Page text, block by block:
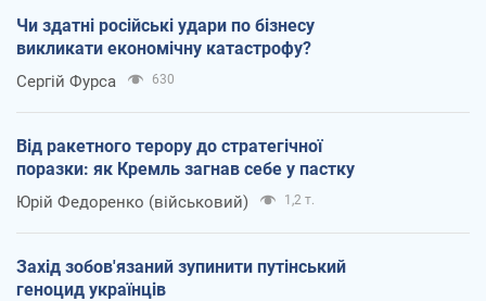
Чи здатні російські удари по бізнесу
викликати економічну катастрофу?
Сергій Фурса 630
Від ракетного терору до стратегічної
поразки: як Кремль загнав себе у пастку
Юрій Федоренко (військовий) 1,2 т.
Захід зобов'язаний зупинити путінський
геноцид українців